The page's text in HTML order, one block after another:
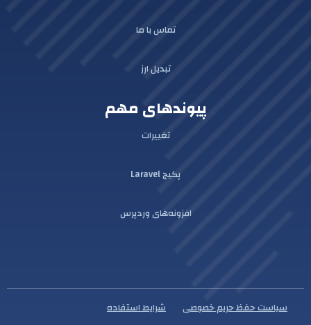
تماس با ما
تبدیل ارز
پیوندهای مهم
تغییرات
پکیج Laravel
افزونه‌های وردپرس
سیاست حفظ حریم خصوصی شرایط استفاده